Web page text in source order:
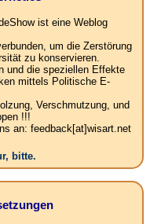
ist eine Weblog
um die Zerstörung
zu konservieren.
und die speziellen Effekte
mittels Politische E-
Verschmutzung, und
!!!
an: feedback[at]wisart.net
bitte.